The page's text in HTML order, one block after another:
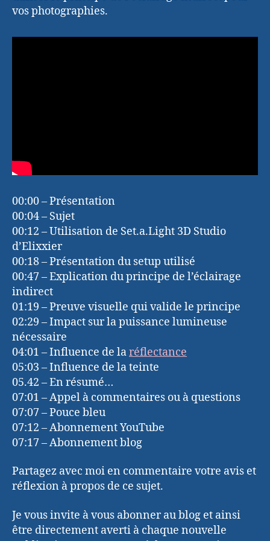
vos photographies.
00:00 – Présentation
00:04 – Sujet
00:12 – Utilisation de Set.a.Light 3D Studio
d’Elixxier
00:18 – Présentation du setup utilisé
00:47 – Explication du principe de l’éclairage
indirect
01:19 – Preuve visuelle qui valide le principe
02:29 – Impact sur la puissance lumineuse
nécessaire
04:01 – Influence de laréflectance
05:03 – Influence de la teinte
05.42 – En résumé…
07:01 – Appel à commentaires ou à questions
07:07 – Pouce bleu
07:12 – Abonnement YouTube
07:17 – Abonnement blog
Partagez avec moi en commentaire votre avis et
réflexion à propos de ce sujet.
Je vous invite à vous abonner au blog et ainsi
être directement averti à chaque nouvelle